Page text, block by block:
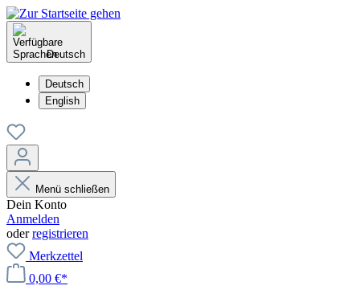
Deutsch
Deutsch
English
Menü schließen
Dein Konto
Anmelden
oderregistrieren
Merkzettel
0,00 €*